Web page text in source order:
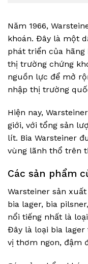
Năm 1966,
khoán. Đây là một
phát triển của hãng
thị trường chứng
nguồn lực để mở
nhập thị trường
Hiện nay,
giới, với tổng sản
lít. Bia Warsteiner
vùng lãnh thổ trên
Các sản phẩm
Warsteiner sản
bia lager, bia
nổi tiếng nhất là
Đây là loại bia
vị thơm ngon, đậm